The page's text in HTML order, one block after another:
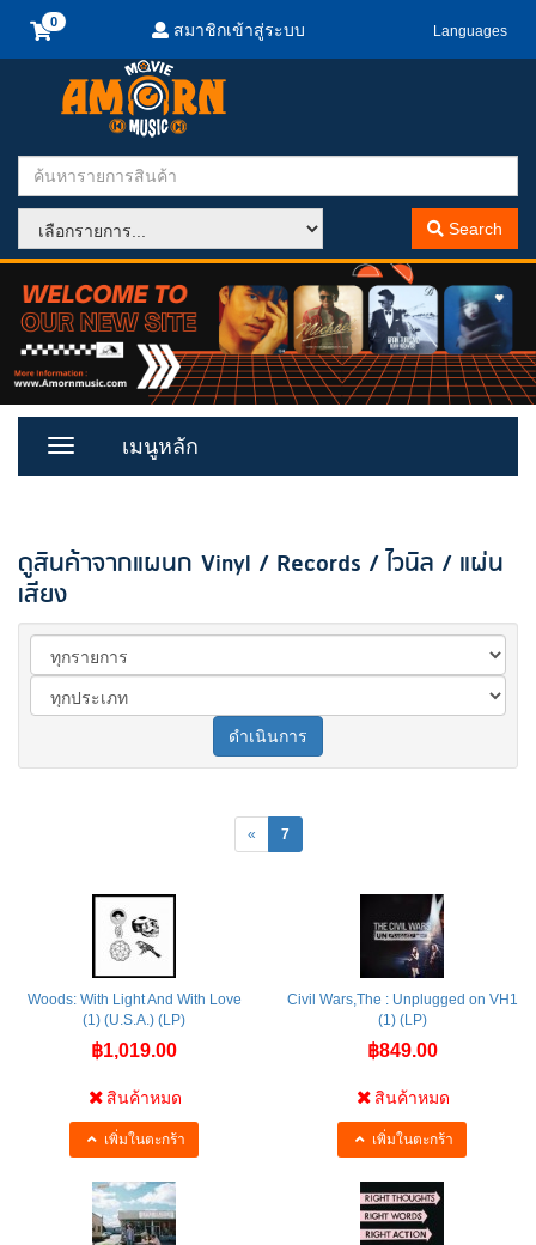
สมาชิกเข้าสู่ระบบ Languages
Search
Toggle
เมนูหลัก
ดูสินค้าจากแผนก Vinyl / Records / ไวนิล / แผ่น
เสียง
ดำเนินการ
« 7
Woods: With Light And With Love
(1) (U.S.A.) (LP)
฿1,019.00
สินค้าหมด
เพิ่มในตะกร้า
Civil Wars,The : Unplugged on VH1
(1) (LP)
฿849.00
สินค้าหมด
เพิ่มในตะกร้า